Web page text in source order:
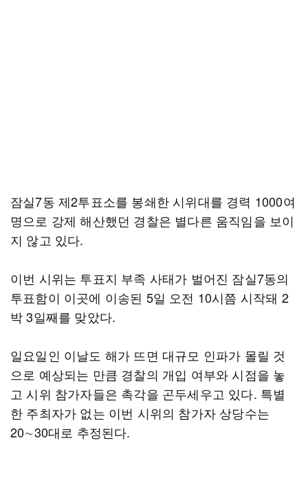
잠실7동 제2투표소를 봉쇄한 시위대를 경력 1000여
명으로 강제 해산했던 경찰은 별다른 움직임을 보이
지 않고 있다.
이번 시위는 투표지 부족 사태가 벌어진 잠실7동의
투표함이 이곳에 이송된 5일 오전 10시쯤 시작돼 2
박 3일째를 맞았다.
일요일인 이날도 해가 뜨면 대규모 인파가 몰릴 것
으로 예상되는 만큼 경찰의 개입 여부와 시점을 놓
고 시위 참가자들은 촉각을 곤두세우고 있다. 특별
한 주최자가 없는 이번 시위의 참가자 상당수는
20∼30대로 추정된다.